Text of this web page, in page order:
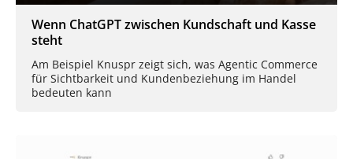
Wenn ChatGPT zwischen Kundschaft und Kasse
steht
Am Beispiel Knuspr zeigt sich, was Agentic Commerce
für Sichtbarkeit und Kundenbeziehung im Handel
bedeuten kann